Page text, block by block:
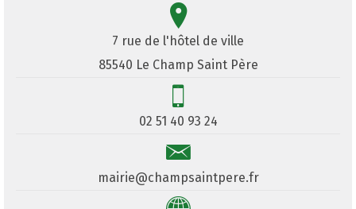
7 rue de l'hôtel de ville
85540 Le Champ Saint Père
02 51 40 93 24
mairie@champsaintpere.fr